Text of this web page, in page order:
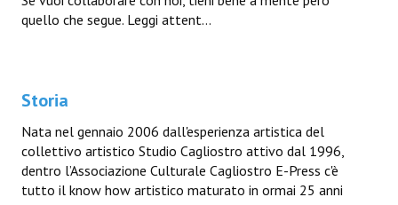
quello che segue. Leggi attent...
Storia
Nata nel gennaio 2006 dall'esperienza artistica del
collettivo artistico Studio Cagliostro attivo dal 1996,
dentro l’Associazione Culturale Cagliostro E-Press c'è
tutto il know how artistico maturato in ormai 25 anni